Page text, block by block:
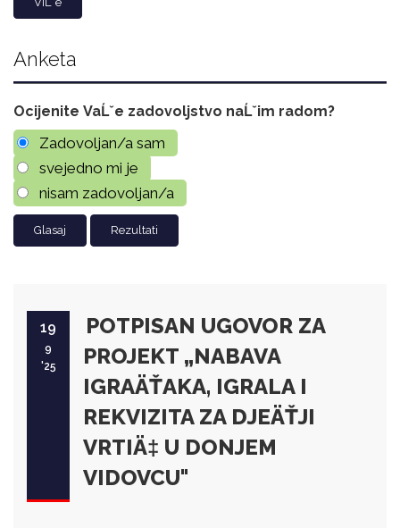
Anketa
Ocijenite VaĹˇe zadovoljstvo naĹˇim radom?
Zadovoljan/a sam
svejedno mi je
nisam zadovoljan/a
Rezultati
19
9
'25
POTPISAN UGOVOR ZA
PROJEKT „NABAVA
IGRAÄŤAKA, IGRALA I
REKVIZITA ZA DJEÄŤJI
VRTIÄ‡ U DONJEM
VIDOVCU"